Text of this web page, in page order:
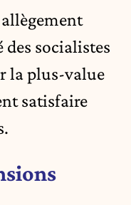
socialistes
la plus-value
satisfaire